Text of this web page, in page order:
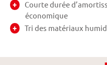
Courte durée
économique
Tri des matériaux